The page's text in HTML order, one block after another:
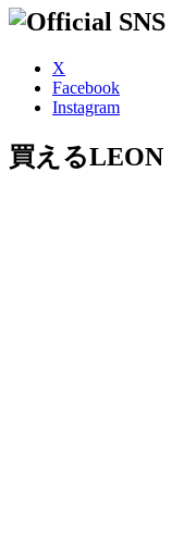
X
Facebook
Instagram
買えるLEON